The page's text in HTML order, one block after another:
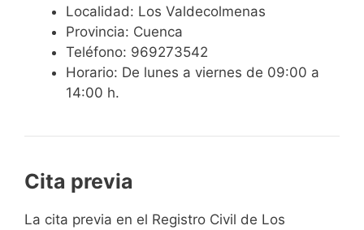
Localidad: Los Valdecolmenas
Provincia: Cuenca
Teléfono: 969273542
Horario: De lunes a viernes de 09:00 a
14:00 h.
Cita previa
​​​​​​​​​​​​​​​​​​​​​​​​​​​​La cita previa en el Registro Civil de Los